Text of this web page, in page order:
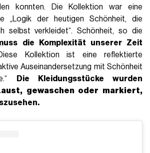
konnten. Die Kollektion war eine
„Logik der heutigen Schönheit, die
selbst verkleidet“. Schönheit, so die
die Komplexität unserer Zeit
Kollektion ist eine reflektierte
Auseinandersetzung mit Schönheit
Die Kleidungsstücke wurden
gewaschen oder markiert,